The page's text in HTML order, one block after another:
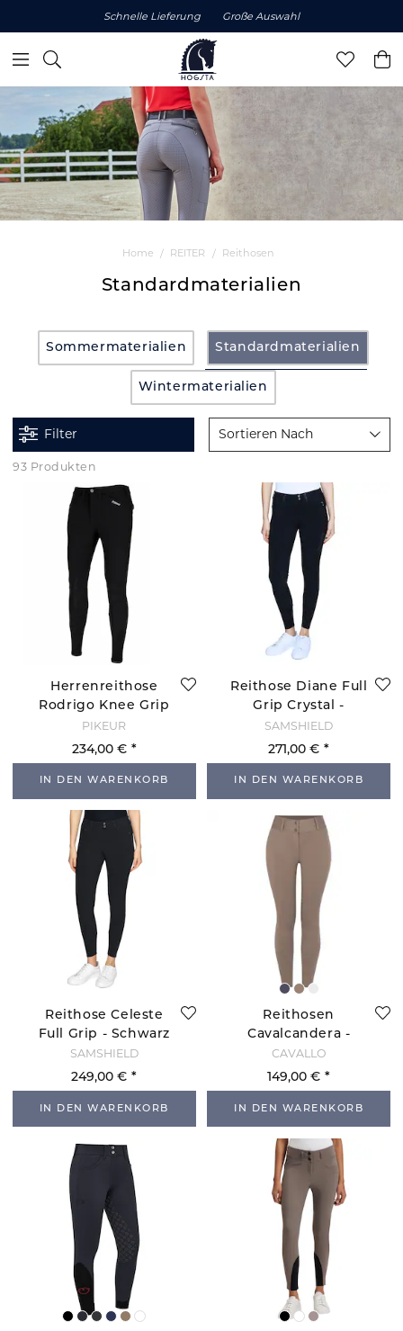
Schnelle Lieferung Große Auswahl
Home REITER Reithosen
Standardmaterialien
Sommermaterialien Standardmaterialien
Wintermaterialien
Filter Sortieren Nach
93 Produkten
Herrenreithose
Rodrigo Knee Grip
- Schwarz
PIKEUR
234,00 €
IN DEN WARENKORB
Reithose Diane Full
Grip Crystal -
Marine
SAMSHIELD
271,00 €
IN DEN WARENKORB
Reithose Celeste
Full Grip - Schwarz
SAMSHIELD
249,00 €
IN DEN WARENKORB
Reithosen
Cavalcandera -
Mocha Latte
CAVALLO
149,00 €
IN DEN WARENKORB